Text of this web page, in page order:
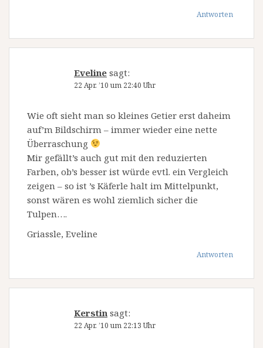
Antworten
Eveline sagt:
22 Apr. ’10 um 22:40 Uhr
Wie oft sieht man so kleines Getier erst daheim
auf’m Bildschirm – immer wieder eine nette
Überraschung
Mir gefällt’s auch gut mit den reduzierten
Farben, ob’s besser ist würde evtl. ein Vergleich
zeigen – so ist ’s Käferle halt im Mittelpunkt,
sonst wären es wohl ziemlich sicher die
Tulpen….
Griassle, Eveline
Antworten
Kerstin sagt:
22 Apr. ’10 um 22:13 Uhr